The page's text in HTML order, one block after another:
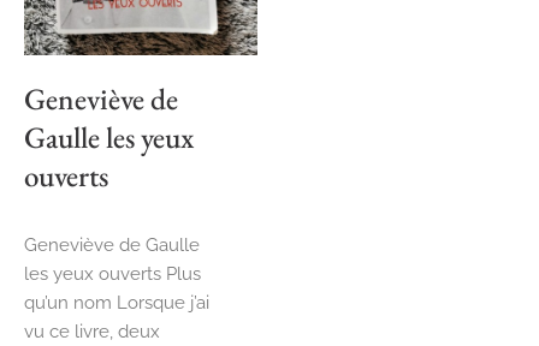
Geneviève de
Gaulle les yeux
ouverts
Geneviève de Gaulle
les yeux ouverts Plus
qu’un nom Lorsque j’ai
vu ce livre, deux